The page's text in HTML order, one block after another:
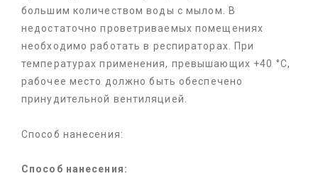
большим количеством воды с мылом. В
недостаточно проветриваемых помещениях
необходимо работать в респираторах. При
температурах применения, превышаю­щих +40 °С,
рабочее место должно быть обеспечено
принудительной вентиляцией.
Способ нанесения:
Способ нанесения: